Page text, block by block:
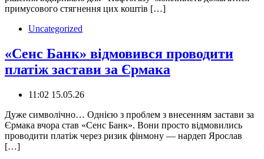
примусового стягнення цих коштів […]
Uncategorized
«Сенс Банк» відмовився проводити
платіж застави за Єрмака
11:02 15.05.26
Дуже символічно… Однією з проблем з внесенням застави за
Єрмака вчора став «Сенс Банк». Вони просто відмовились
проводити платіж через ризик фінмону — нардеп Ярослав
[…]